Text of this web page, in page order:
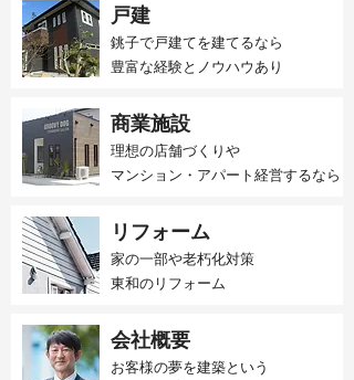
戸建
銚子で戸建てを建てるなら​
豊富な経験とノウハウあり
商業施設
理想の店舗づくりや
マンション・アパート経営するなら
リフォーム
家の一部や老朽化対策
東和のリフォーム
会社概要
お客様の夢を建築という